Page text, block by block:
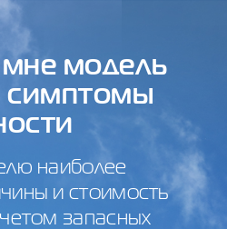
модель
симптомы
наиболее
и стоимость
запасных